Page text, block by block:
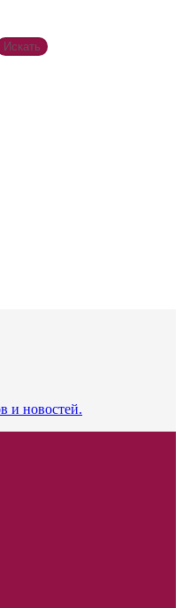
Искать